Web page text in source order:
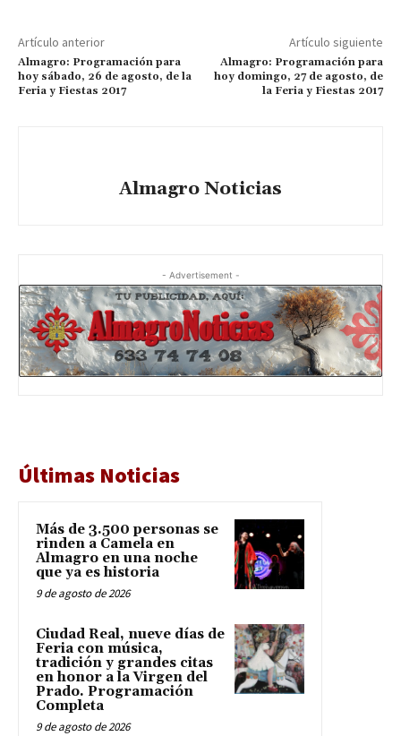
Artículo anterior
Almagro: Programación para
hoy sábado, 26 de agosto, de la
Feria y Fiestas 2017
Artículo siguiente
Almagro: Programación para
hoy domingo, 27 de agosto, de
la Feria y Fiestas 2017
Almagro Noticias
- Advertisement -
Últimas Noticias
Más de 3.500 personas se
rinden a Camela en
Almagro en una noche
que ya es historia
9 de agosto de 2026
Ciudad Real, nueve días de
Feria con música,
tradición y grandes citas
en honor a la Virgen del
Prado. Programación
Completa
9 de agosto de 2026